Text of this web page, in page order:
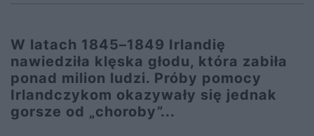
W latach 1845–1849 Irlandię
nawiedziła klęska głodu, która zabiła
ponad milion ludzi. Próby pomocy
Irlandczykom okazywały się jednak
gorsze od „choroby”...